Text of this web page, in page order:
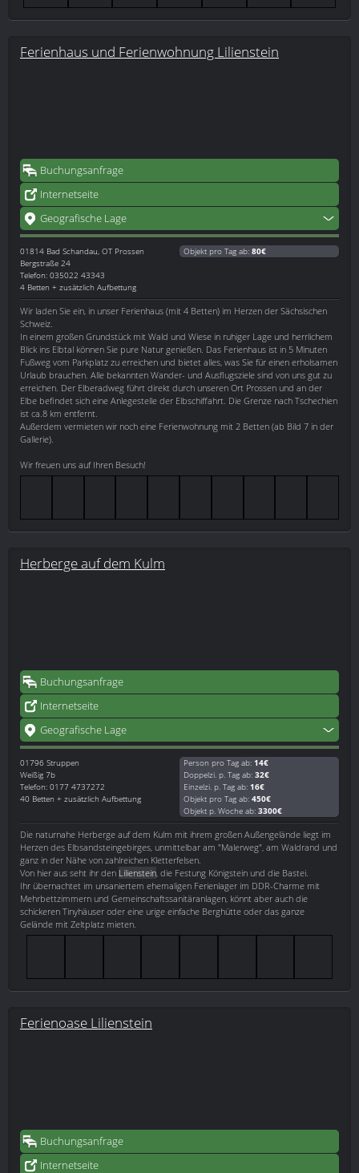
Ferienhaus und Ferienwohnung Lilienstein
Buchungsanfrage
Internetseite
Geografische Lage
01814 Bad Schandau, OT Prossen
Bergstraße 24
Telefon: 035022 43343
4 Betten + zusätzlich Aufbettung
Objekt pro Tag ab: 80€
Wir laden Sie ein, in unser Ferienhaus (mit 4 Betten) im Herzen der Sächsischen
Schweiz.
In einem großen Grundstück mit Wald und Wiese in ruhiger Lage und herrlichem
Blick ins Elbtal können Sie pure Natur genießen. Das Ferienhaus ist in 5 Minuten
Fußweg vom Parkplatz zu erreichen und bietet alles, was Sie für einen erholsamen
Urlaub brauchen. Alle bekannten Wander- und Ausflugsziele sind von uns gut zu
erreichen. Der Elberadweg führt direkt durch unseren Ort Prossen und an der
Elbe befindet sich eine Anlegestelle der Elbschiffahrt. Die Grenze nach Tschechien
ist ca.8 km entfernt.
Außerdem vermieten wir noch eine Ferienwohnung mit 2 Betten (ab Bild 7 in der
Gallerie).
Wir freuen uns auf Ihren Besuch!
Herberge auf dem Kulm
Buchungsanfrage
Internetseite
Geografische Lage
01796 Struppen
Weißig 7b
Telefon: 0177 4737272
40 Betten + zusätzlich Aufbettung
Person pro Tag ab: 14€
Doppelzi. p. Tag ab: 32€
Einzelzi. p. Tag ab: 16€
Objekt pro Tag ab: 450€
Objekt p. Woche ab: 3300€
Die naturnahe Herberge auf dem Kulm mit ihrem großen Außengelände liegt im
Herzen des Elbsandsteingebirges, unmittelbar am "Malerweg", am Waldrand und
ganz in der Nähe von zahlreichen Kletterfelsen.
Von hier aus seht ihr den Lilienstein , die Festung Königstein und die Bastei.
Ihr übernachtet im unsaniertem ehemaligen Ferienlager im DDR-Charme mit
Mehrbettzimmern und Gemeinschaftssanitäranlagen, könnt aber auch die
schickeren Tinyhäuser oder eine urige einfache Berghütte oder das ganze
Gelände mit Zeltplatz mieten.
Ferienoase Lilienstein
Buchungsanfrage
Internetseite